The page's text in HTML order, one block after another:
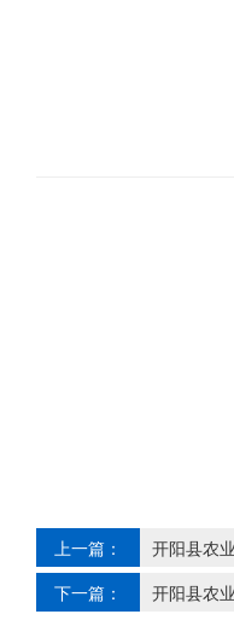
上一篇：
开阳县农
下一篇：
开阳县农